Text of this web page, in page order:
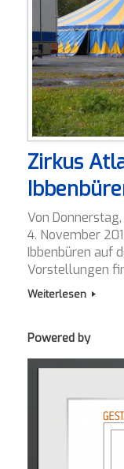
Zirkus
Von
4. November
Ibbenbüren auf
Vorstellungen
Weiterlesen
Powered by